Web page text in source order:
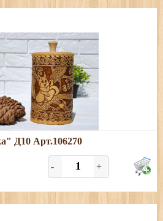
Подробнее
см; высота (с хватком) - 20 см,
бересты отличного качества
Д10 Арт.106270
- +